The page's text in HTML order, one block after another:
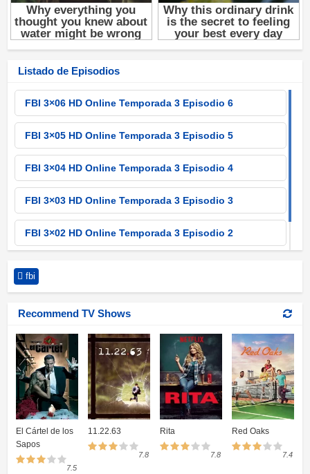
Listado de Episodios
FBI 3×06 HD Online Temporada 3 Episodio 6
FBI 3×05 HD Online Temporada 3 Episodio 5
FBI 3×04 HD Online Temporada 3 Episodio 4
FBI 3×03 HD Online Temporada 3 Episodio 3
FBI 3×02 HD Online Temporada 3 Episodio 2
FBI 3×01 HD Online Temporada 3 Episodio 1
fbi
Recommend TV Shows
El Cártel de los
Sapos
7.5
11.22.63
7.8
Rita
7.8
Red Oaks
7.4